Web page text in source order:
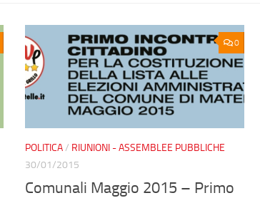
0
POLITICA/ RIUNIONI - ASSEMBLEE PUBBLICHE
30/01/2015
Comunali Maggio 2015 – Primo